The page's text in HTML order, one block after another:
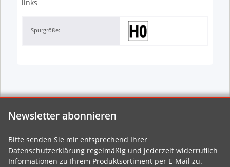
links
Spurgröße:
Newsletter abonnieren
Bitte senden Sie mir entsprechend Ihrer
Datenschutzerklärung regelmäßig und jederzeit widerruflich
Informationen zu Ihrem Produktsortiment per E-Mail zu.